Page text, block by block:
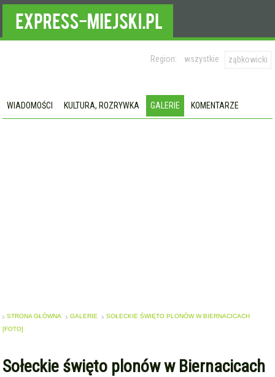
Region: wszystkie ząbkowicki
WIADOMOŚCI KULTURA, ROZRYWKA GALERIE KOMENTARZE
STRONA GŁÓWNA GALERIE
SOŁECKIE ŚWIĘTO PLONÓW W BIERNACICACH
[FOTO]
Sołeckie święto plonów w Biernacicach